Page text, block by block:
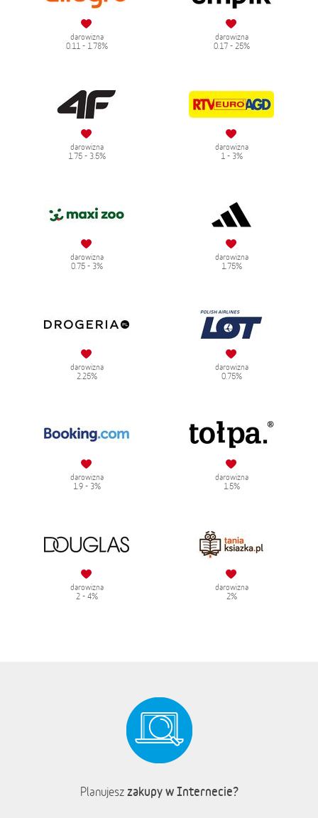
darowizna
0.11 - 1.78%
darowizna
0.17 - 25%
darowizna
1.75 - 3.5%
darowizna
1 - 3%
darowizna
0.75 - 3%
darowizna
1.75%
darowizna
2.25%
darowizna
0.75%
darowizna
1.9 - 3%
darowizna
1.5%
darowizna
2 - 4%
darowizna
2%
Planujesz zakupy w Internecie?